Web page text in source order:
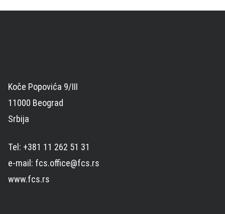
Koče Popovića 9/III
11000 Beograd
Srbija
Tel: +381 11 262 51 31
e-mail: fcs.office@fcs.rs
www.fcs.rs